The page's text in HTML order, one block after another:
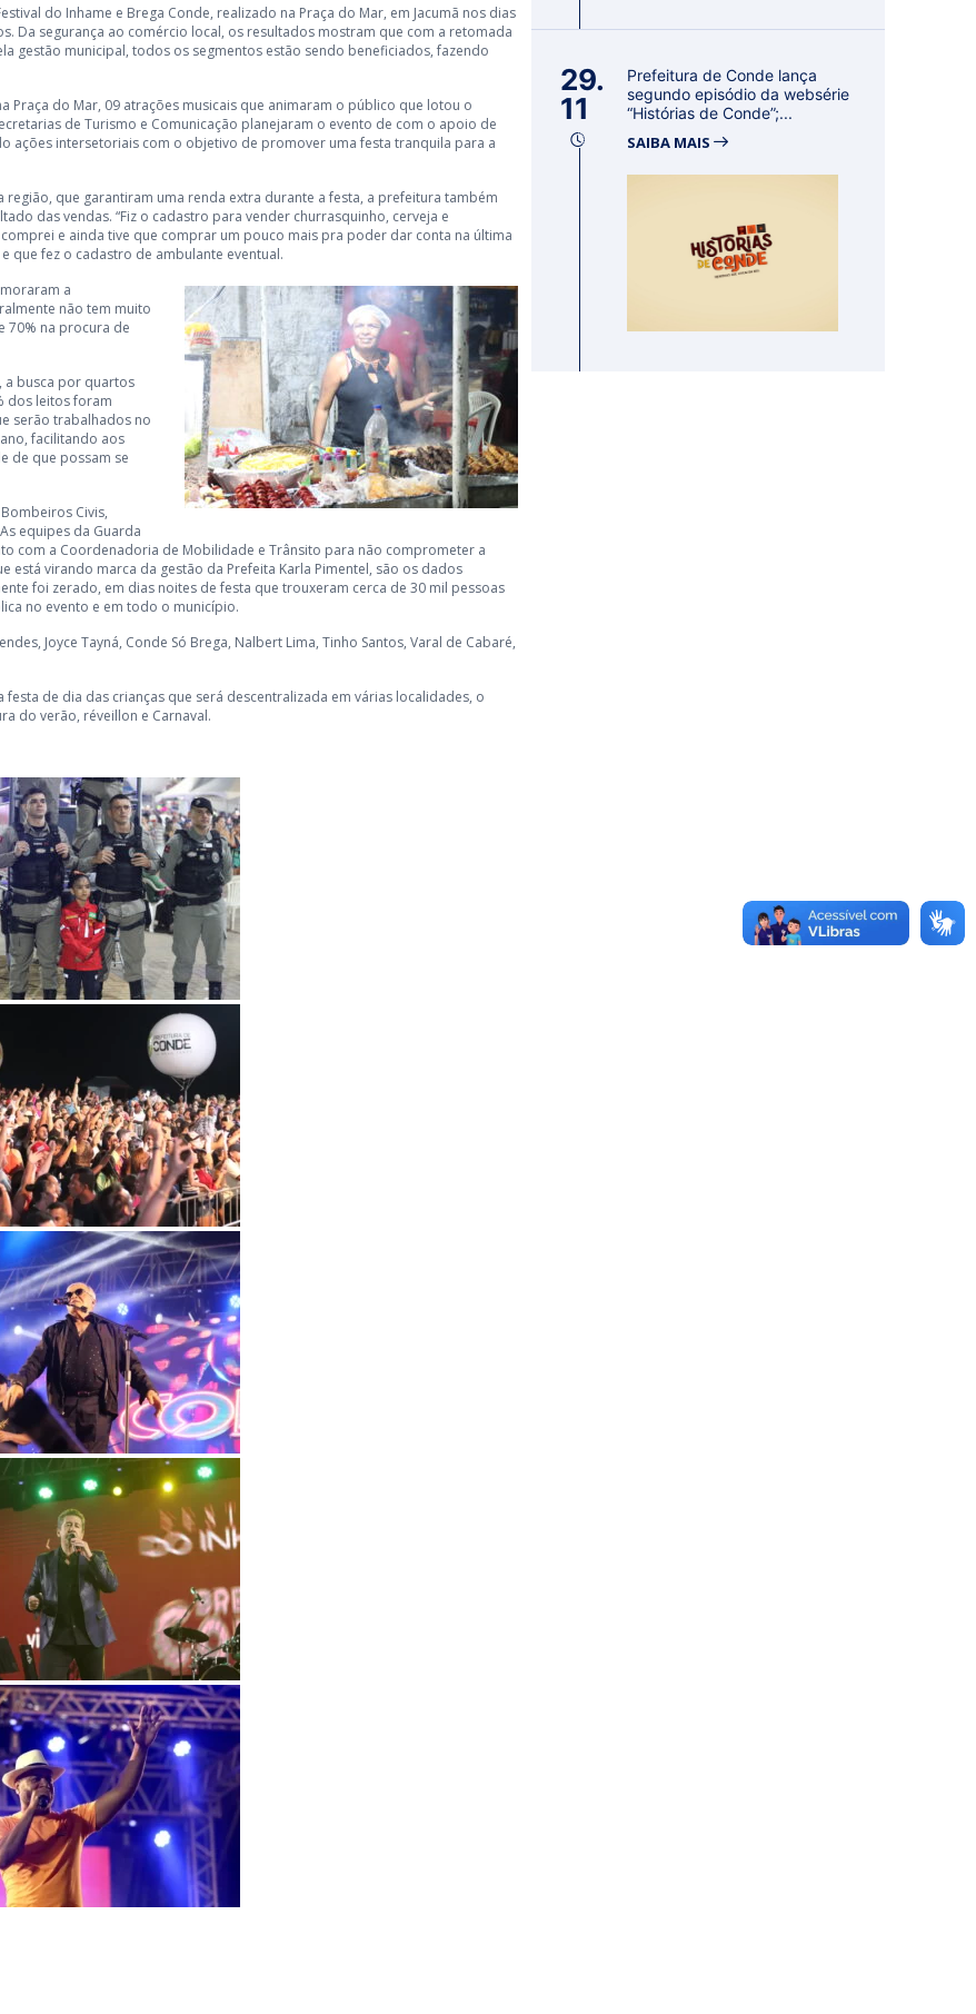
do Inhame e Brega Conde, realizado na Praça do Mar, em Jacumã nos dias
Da segurança ao comércio local, os resultados mostram que com a retomada
gestão municipal, todos os segmentos estão sendo beneficiados, fazendo
do Mar, 09 atrações musicais que animaram o público que lotou o
de Turismo e Comunicação planejaram o evento de com o apoio de
ações intersetoriais com o objetivo de promover uma festa tranquila para a
que garantiram uma renda extra durante a festa, a prefeitura também
das vendas. “Fiz o cadastro para vender churrasquinho, cerveja e
e ainda tive que comprar um pouco mais pra poder dar conta na última
que fez o cadastro de ambulante eventual.
a
não tem muito
70% na procura de
a busca por quartos
dos leitos foram
serão trabalhados no
facilitando aos
de que possam se
Civis,
equipes da Guarda
com a Coordenadoria de Mobilidade e Trânsito para não comprometer a
virando marca da gestão da Prefeita Karla Pimentel, são os dados
foi zerado, em dias noites de festa que trouxeram cerca de 30 mil pessoas
no evento e em todo o município.
Joyce Tayná, Conde Só Brega, Nalbert Lima, Tinho Santos, Varal de Cabaré,
de dia das crianças que será descentralizada em várias localidades, o
do verão, réveillon e Carnaval.
29.
11
Prefeitura de Conde lança
segundo episódio da websérie
“Histórias de Conde”;...
SAIBA MAIS